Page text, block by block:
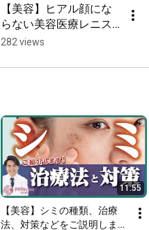
【美容】ヒアル顔にな
らない美容医療レニス
ナをご紹介します！
282 views
11:55
【美容】シミの種類、治療
法、対策などをご説明しま